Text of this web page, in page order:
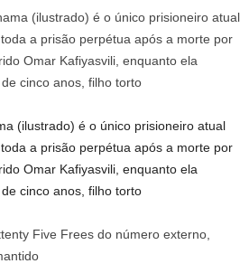
(ilustrado) é o único prisioneiro atual
a prisão perpétua após a morte por
Omar Kafiyasvili, enquanto ela
cinco anos, filho torto